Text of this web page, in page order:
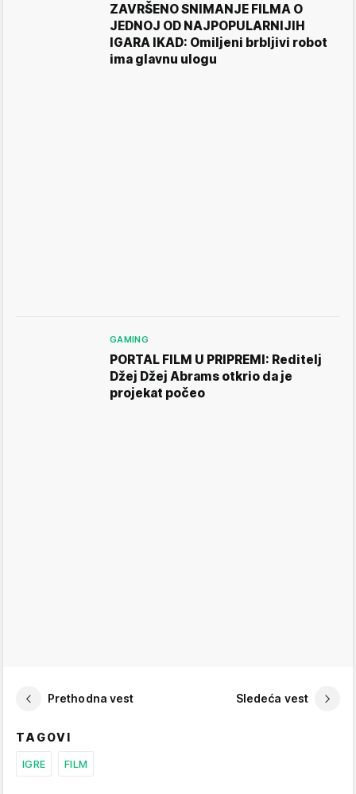
ZAVRŠENO SNIMANJE FILMA O
JEDNOJ OD NAJPOPULARNIJIH
IGARA IKAD: Omiljeni brbljivi robot
ima glavnu ulogu
GAMING
PORTAL FILM U PRIPREMI: Reditelj
Džej Džej Abrams otkrio da je
projekat počeo
Prethodna vest Sledeća vest
TAGOVI
IGRE FILM